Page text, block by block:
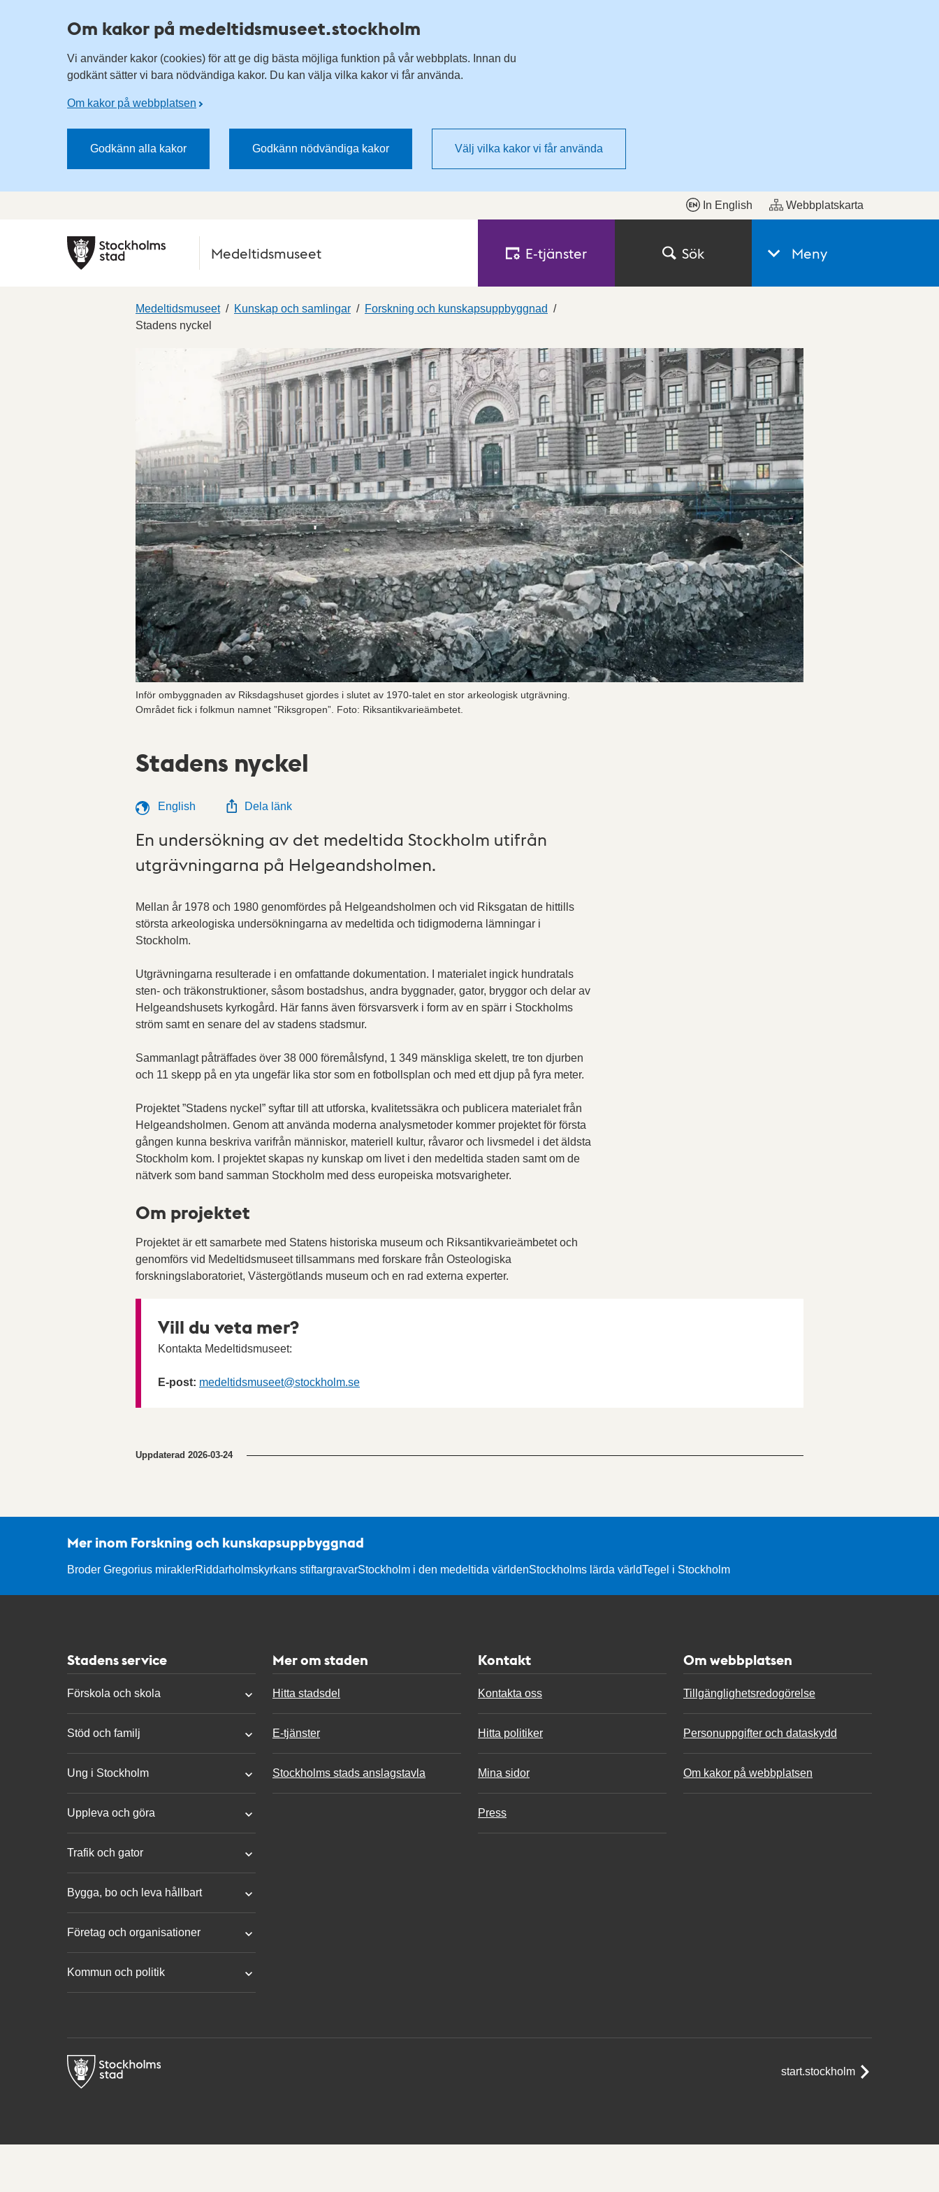
Om kakor på medeltidsmuseet.stockholm
Vi använder kakor (cookies) för att ge dig bästa möjliga funktion på vår webbplats. Innan du
godkänt sätter vi bara nödvändiga kakor. Du kan välja vilka kakor vi får använda.
Om kakor på webbplatsen
Godkänn alla kakor Godkänn nödvändiga kakor Välj vilka kakor vi får använda
In English Webbplatskarta
Medeltidsmuseet E‑tjänster Sök Meny
Medeltidsmuseet Kunskap och samlingar
Forskning och kunskapsuppbyggnad
Stadens nyckel
Inför ombyggnaden av Riksdagshuset gjordes i slutet av 1970-talet en stor arkeologisk utgrävning.
Området fick i folkmun namnet ”Riksgropen”. Foto: Riksantikvarieämbetet.
Stadens nyckel
English Dela länk
En undersökning av det medeltida Stockholm utifrån
utgrävningarna på Helgeandsholmen.
Mellan år 1978 och 1980 genomfördes på Helgeandsholmen och vid Riksgatan de hittills
största arkeologiska undersökningarna av medeltida och tidigmoderna lämningar i
Stockholm.
Utgrävningarna resulterade i en omfattande doku­mentation. I materialet ingick hundratals
sten- och träkonstruktioner, såsom bostadshus, andra bygg­nader, gator, bryggor och delar av
Helgeands­husets kyrkogård. Här fanns även försvars­verk i form av en spärr i Stockholms
ström samt en senare del av stadens stadsmur.
Sammanlagt påträffades över 38 000 föremålsfynd, 1 349 mänskliga skelett, tre ton djurben
och 11 skepp på en yta ungefär lika stor som en fotbollsplan och med ett djup på fyra meter.
Projektet ”Stadens nyckel” syftar till att utforska, kvalitetssäkra och publicera materialet från
Helgeandsholmen. Genom att använda moderna analysmetoder kommer projektet för första
gången kunna beskriva varifrån människor, materiell kultur, råvaror och livsmedel i det äldsta
Stockholm kom. I projektet skapas ny kunskap om livet i den medel­tida staden samt om de
nätverk som band samman Stockholm med dess europeiska mot­svarigheter.
Om projektet
Projektet är ett samarbete med Statens historiska museum och Riks­antikvarie­ämbetet och
genomförs vid Medeltidsmuseet tillsammans med forskare från Osteologiska
forskningslaboratoriet, Västergötlands museum och en rad externa experter.
Vill du veta mer?
Kontakta Medeltidsmuseet:
E-post: medeltidsmuseet@stockholm.se
Uppdaterad 2026-03-24
Mer inom Forskning och kunskapsuppbyggnad
Broder Gregorius miraklerRiddarholmskyrkans stiftargravarStockholm i den medeltida världenStockholms lärda världTegel i Stockholm
Stadens service
Förskola och skola
Stöd och familj
Ung i Stockholm
Uppleva och göra
Trafik och gator
Bygga, bo och leva hållbart
Företag och organisationer
Kommun och politik
Mer om staden
Hitta stadsdel
E-tjänster
Stockholms stads anslagstavla
Kontakt
Kontakta oss
Hitta politiker
Mina sidor
Press
Om webbplatsen
Tillgänglighetsredogörelse
Personuppgifter och dataskydd
Om kakor på webbplatsen
start.stockholm